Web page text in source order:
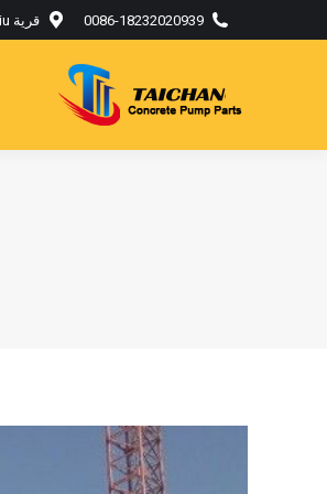
0086-18232020939 قرية Dongliu, يانشان تاون